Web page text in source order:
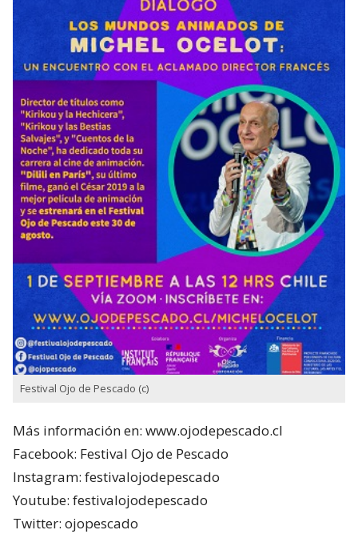
Festival Ojo de Pescado (c)
Más información en: www.ojodepescado.cl
Facebook: Festival Ojo de Pescado
Instagram: festivalojodepescado
Youtube: festivalojodepescado
Twitter: ojopescado